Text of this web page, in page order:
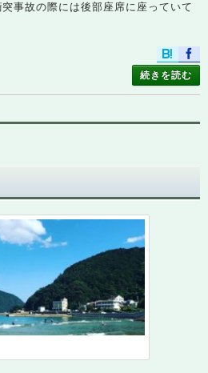
事故の際には後部座席に座っていて
続きを読む